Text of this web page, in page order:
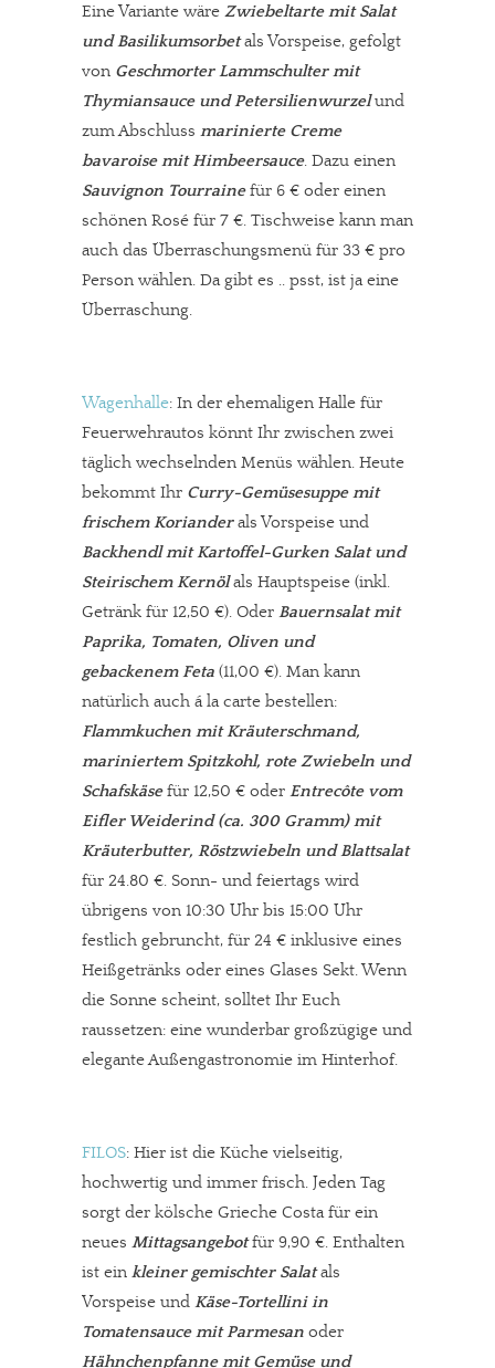
In eigener Sache
Dir gefällt unsere Arbeit?
meinesuedstadt.de finanziert sich durch Partnerprofile und
Werbung. Beide Einnahmequellen sind in den letzten Monaten
stark zurückgegangen.
Eine Variante wäre Zwiebeltarte mit Salat
und Basilikumsorbetals Vorspeise, gefolgt
von Geschmorter Lammschulter mit
Thymiansauce und Petersilienwurzelund
zum Abschluss marinierte Creme
bavaroise mit Himbeersauce. Dazu einen
Sauvignon Tourrainefür 6 € oder einen
schönen Rosé für 7 €. Tischweise kann man
auch das Überraschungsmenü für 33 € pro
Person wählen. Da gibt es .. psst, ist ja eine
Überraschung.
Wagenhalle: In der ehemaligen Halle für
Feuerwehrautos könnt Ihr zwischen zwei
täglich wechselnden Menüs wählen. Heute
bekommt Ihr Curry-Gemüsesuppe mit
frischem Korianderals Vorspeise und
Backhendl mit Kartoffel-Gurken Salat und
Steirischem Kernölals Hauptspeise (inkl.
Getränk für 12,50 €). Oder Bauernsalat mit
Paprika, Tomaten, Oliven und
gebackenem Feta (11,00 €). Man kann
natürlich auch á la carte bestellen:
Flammkuchen mitKräuterschmand,
mariniertem Spitzkohl, rote Zwiebeln und
Schafskäsefür 12,50 € oder Entrecôte vom
Eifler Weiderind (ca. 300 Gramm) mit
Kräuterbutter, Röstzwiebeln und Blattsalat
für 24.80 €. Sonn- und feiertags wird
übrigens von 10:30 Uhr bis 15:00 Uhr
festlich gebruncht, für 24 € inklusive eines
Heißgetränks oder eines Glases Sekt. Wenn
die Sonne scheint, solltet Ihr Euch
raussetzen: eine wunderbar großzügige und
elegante Außengastronomie im Hinterhof.
FILOS: Hier ist die Küche vielseitig,
hochwertig und immer frisch. Jeden Tag
sorgt der kölsche Grieche Costa für ein
neues Mittagsangebotfür 9,90 €. Enthalten
ist ein kleiner gemischter Salatals
Vorspeise und Käse-Tortellini in
Tomatensauce mit Parmesan oder
Hähnchenpfanne mit Gemüse und